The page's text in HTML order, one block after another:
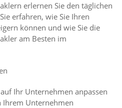
erlernen Sie den täglichen
erfahren, wie Sie Ihren
können und wie Sie die
am Besten im
Ihr Unternehmen anpassen
Ihrem Unternehmen